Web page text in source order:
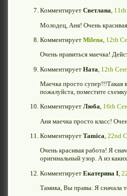
Комментирует Светлана,
Молодец, Аня! Очень
Комментирует Milena 12th
Очень нравиться маечка!
Комментирует Ната 12th
Маечка просто супер!!!Такая
пожалуйста, поместите схемку
Комментирует Люба, 16th
Аня маечка просто класс!
Комментирует Tamica 22nd
Очень красивая работа! Я
оригинальный узор. А из
Комментирует Екатерина I
Тамика, Вы правы. Я сначала